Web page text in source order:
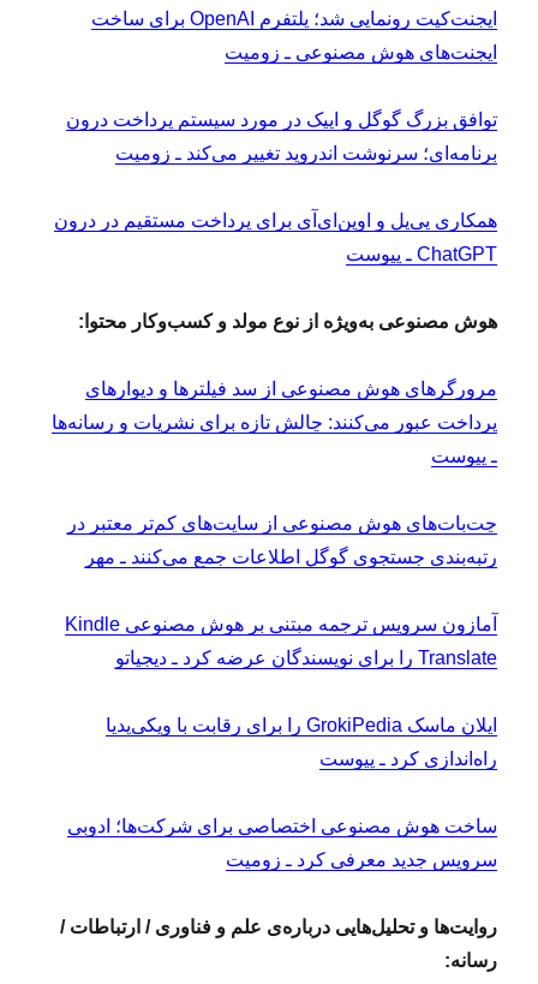
ایجنت‌کیت رونمایی شد؛ پلتفرم OpenAI برای ساخت
ایجنت‌های هوش مصنوعی ـ زومیت
توافق بزرگ گوگل و اپیک در مورد سیستم پرداخت درون
برنامه‌ای؛ سرنوشت اندروید تغییر می‌کند ـ زومیت
همکاری پی‌پل و اوپن‌ای‌آی برای پرداخت مستقیم در درون
ChatGPT ـ پیوست
هوش مصنوعی به‌ویژه از نوع مولد و کسب‌وکار محتوا:
مرورگرهای هوش مصنوعی از سد فیلترها و دیوارهای
پرداخت عبور می‌کنند: چالش تازه برای نشریات و رسانه‌ها
ـ پیوست
چت‌بات‌های هوش مصنوعی از سایت‌های کم‌تر معتبر در
رتبه‌بندی جستجوی گوگل اطلاعات جمع می‌کنند ـ مهر
آمازون سرویس ترجمه مبتنی بر هوش مصنوعی Kindle
Translate را برای نویسندگان عرضه کرد ـ دیجیاتو
ایلان ماسک GrokiPedia را برای رقابت با ویکی‌پدیا
راه‌اندازی کرد ـ پیوست
ساخت هوش مصنوعی اختصاصی برای شرکت‌ها؛ ادوبی
سرویس جدید معرفی کرد ـ زومیت
روایت‌ها و تحلیل‌هایی درباره‌ی علم و فناوری / ارتباطات /
رسانه: